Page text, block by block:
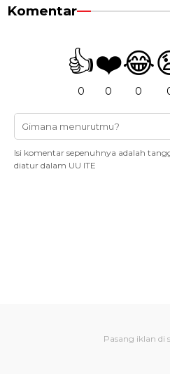
Komentar
👍
0
❤️
0
😂
0
Isi komentar sepenuhnya adalah
diatur dalam UU ITE